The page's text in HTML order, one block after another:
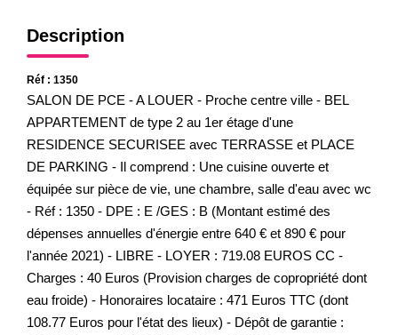
Description
Réf : 1350
SALON DE PCE - A LOUER - Proche centre ville - BEL
APPARTEMENT de type 2 au 1er étage d'une
RESIDENCE SECURISEE avec TERRASSE et PLACE
DE PARKING - Il comprend : Une cuisine ouverte et
équipée sur pièce de vie, une chambre, salle d'eau avec wc
- Réf : 1350 - DPE : E /GES : B (Montant estimé des
dépenses annuelles d'énergie entre 640 € et 890 € pour
l'année 2021) - LIBRE - LOYER : 719.08 EUROS CC -
Charges : 40 Euros (Provision charges de copropriété dont
eau froide) - Honoraires locataire : 471 Euros TTC (dont
108.77 Euros pour l'état des lieux) - Dépôt de garantie :